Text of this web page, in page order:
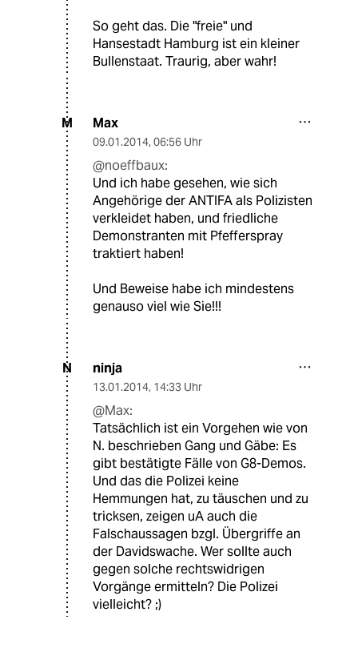
So geht das. Die "freie" und
Hansestadt Hamburg ist ein kleiner
Bullenstaat. Traurig, aber wahr!
M Max
09.01.2014, 06:56 Uhr
@noeffbaux:
Und ich habe gesehen, wie sich
Angehörige der ANTIFA als Polizisten
verkleidet haben, und friedliche
Demonstranten mit Pfefferspray
traktiert haben!
Und Beweise habe ich mindestens
genauso viel wie Sie!!!
N ninja
13.01.2014, 14:33 Uhr
@Max:
Tatsächlich ist ein Vorgehen wie von
N. beschrieben Gang und Gäbe: Es
gibt bestätigte Fälle von G8-Demos.
Und das die Polizei keine
Hemmungen hat, zu täuschen und zu
tricksen, zeigen uA auch die
Falschaussagen bzgl. Übergriffe an
der Davidswache. Wer sollte auch
gegen solche rechtswidrigen
Vorgänge ermitteln? Die Polizei
vielleicht? ;)